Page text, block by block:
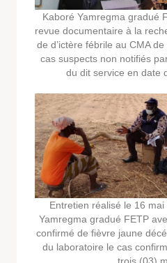
Kaboré Yamregma gradué
revue documentaire à la
de d’ictère fébrile au CMA
cas suspects non notifiés
du dit service en date
Entretien réalisé le 16
Yamregma gradué FETP
confirmé de fièvre jaune
du laboratoire le cas